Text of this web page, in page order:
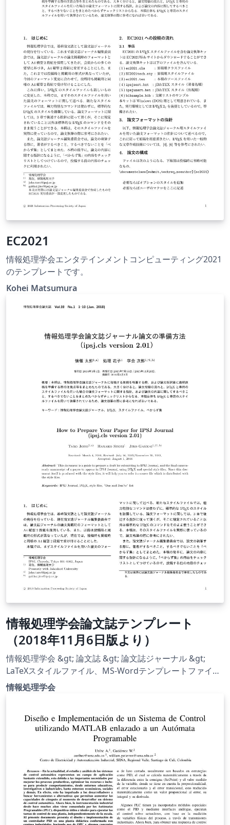
EC2021
情報処理学会エンタテインメントコンピューティング2021
のテンプレートです。
Kohei Matsumura
情報処理学会論文誌テンプレート
（2018年11月6日版より）
情報処理学会 &gt; 論文誌 &gt; 論文誌ジャーナル &gt;
LaTeXスタイルファイル、MS-Wordテンプレートファイル
https://www.ipsj.or.jp/journal/submit/style.html から
LaTeX スタイルファイル（2018年11月6日更新）をダウン
で日本語を使えるよう設定 [Menu] → [Settings] →
[Compiler] を（デフォルトの pdfLaTeX から）LaTeX に変
http://doratex.hatenablog.jp/entry/20180503/15253385
12） （LaTeX スタイルファイル）ipsj_v4 &gt; UTF8 フォ
ルダにある全てのファイルを Overleaf にアップロード
[Menu] → [Settings] → [Main document] を（デフォルト
の pdfLaTeX から）jsample.tex に変更
情報処理学会